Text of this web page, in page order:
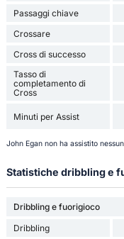
Passaggi chiave
Crossare
Cross di successo
Tasso di
completamento di
Cross
Minuti per Assist
John Egan non ha assistito
Statistiche dribbling e
Dribbling e fuorigioco
Dribbling